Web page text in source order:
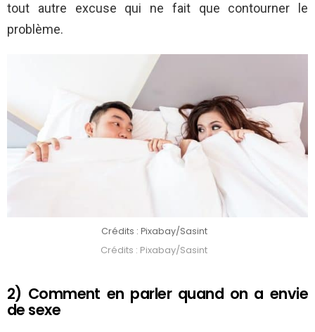
tout autre excuse qui ne fait que contourner le
problème.
Crédits : Pixabay/Sasint
Crédits : Pixabay/Sasint
2) Comment en parler quand on a envie
de sexe